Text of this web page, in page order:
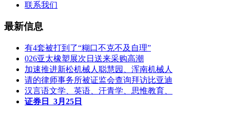
联系我们
最新信息
有4套被打到了“糊口不克不及自理”
026亚太橡塑展次日送来采购高潮
加速推进新松机械人聪慧园、浑南机械人
请的律师事务所被证监会查询拜访比亚迪
汉言语文学、英语、汗青学、思惟教育、
证券日 3月25日